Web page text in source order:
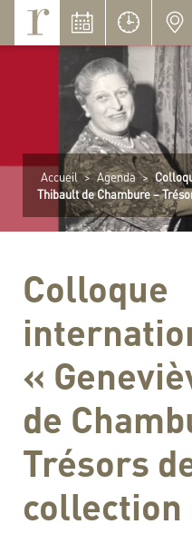
Accueil > Agenda >
Thibault de Chambure –
Colloque
«
de
Trésors
collection
Panneau de gestion des cookies